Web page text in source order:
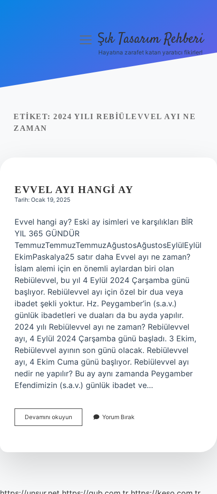
Yasal Uyarı
menüyüŞık Tasarım Rehberi
Hayatına zarafet katan yaratıcı fikirler!
ETIKET: 2024 YILI REBIÜLEVVEL AYI NE
ZAMAN
EVVEL AYI HANGI AY
Tarih: Ocak 19, 2025
Evvel hangi ay? Eski ay isimleri ve karşılıkları BİR
YIL 365 GÜNDÜR
TemmuzTemmuzTemmuzAğustosAğustosEylülEylül
EkimPaskalya25 satır daha Evvel ayı ne zaman?
İslam alemi için en önemli aylardan biri olan
Rebiülevvel, bu yıl 4 Eylül 2024 Çarşamba günü
başlıyor. Rebiülevvel ayı için özel bir dua veya
ibadet şekli yoktur. Hz. Peygamber’in (s.a.v.)
günlük ibadetleri ve duaları da bu ayda yapılır.
2024 yılı Rebiülevvel ayı ne zaman? Rebiülevvel
ayı, 4 Eylül 2024 Çarşamba günü başladı. 3 Ekim,
Rebiülevvel ayının son günü olacak. Rebiülevvel
ayı, 4 Ekim Cuma günü başlıyor. Rebiülevvel ayı
nedir ne yapılır? Bu ay aynı zamanda Peygamber
Efendimizin (s.a.v.) günlük ibadet ve…
Devamını okuyun
Ayı
Yorum Bırak